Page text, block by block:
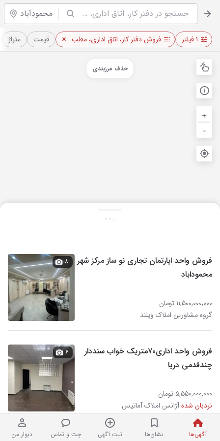
محمودآباد
آگهی‌ها نشان‌ها ثبت آگهی چت و تماس دیوار من
۱ فیلتر فروش دفتر کار، اتاق اداری، مطب قیمت متراژ
+
-
حذف مرزبندی
فروش واحد اپارتمان تجاری نو ساز مرکز شهر
محموداباد
۱۱,۵۰۰,۰۰۰,۰۰۰ تومان
گروه مشاورین املاک ویلند
۸
فروش واحد اداری۷۰متریک خواب سنددار
چندقدمی دریا
۵,۵۵۰,۰۰۰,۰۰۰ تومان
نردبان شدهآژانس املاک آماتیس
۶